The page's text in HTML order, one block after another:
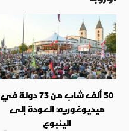
50 ألف شاب من 73 دولة في
ميديوغوريه: العودة إلى
الينبوع